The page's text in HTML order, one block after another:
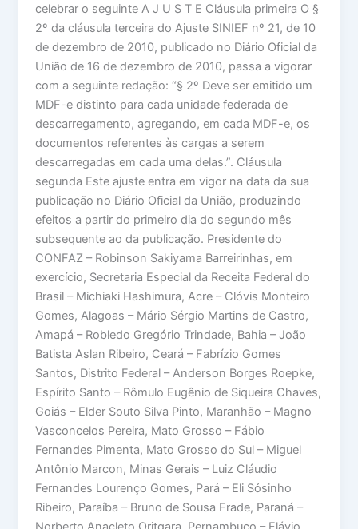
celebrar o seguinte A J U S T E Cláusula primeira O §
2º da cláusula terceira do Ajuste SINIEF nº 21, de 10
de dezembro de 2010, publicado no Diário Oficial da
União de 16 de dezembro de 2010, passa a vigorar
com a seguinte redação: “§ 2º Deve ser emitido um
MDF-e distinto para cada unidade federada de
descarregamento, agregando, em cada MDF-e, os
documentos referentes às cargas a serem
descarregadas em cada uma delas.”. Cláusula
segunda Este ajuste entra em vigor na data da sua
publicação no Diário Oficial da União, produzindo
efeitos a partir do primeiro dia do segundo mês
subsequente ao da publicação. Presidente do
CONFAZ – Robinson Sakiyama Barreirinhas, em
exercício, Secretaria Especial da Receita Federal do
Brasil – Michiaki Hashimura, Acre – Clóvis Monteiro
Gomes, Alagoas – Mário Sérgio Martins de Castro,
Amapá – Robledo Gregório Trindade, Bahia – João
Batista Aslan Ribeiro, Ceará – Fabrízio Gomes
Santos, Distrito Federal – Anderson Borges Roepke,
Espírito Santo – Rômulo Eugênio de Siqueira Chaves,
Goiás – Elder Souto Silva Pinto, Maranhão – Magno
Vasconcelos Pereira, Mato Grosso – Fábio
Fernandes Pimenta, Mato Grosso do Sul – Miguel
Antônio Marcon, Minas Gerais – Luiz Cláudio
Fernandes Lourenço Gomes, Pará – Eli Sósinho
Ribeiro, Paraíba – Bruno de Sousa Frade, Paraná –